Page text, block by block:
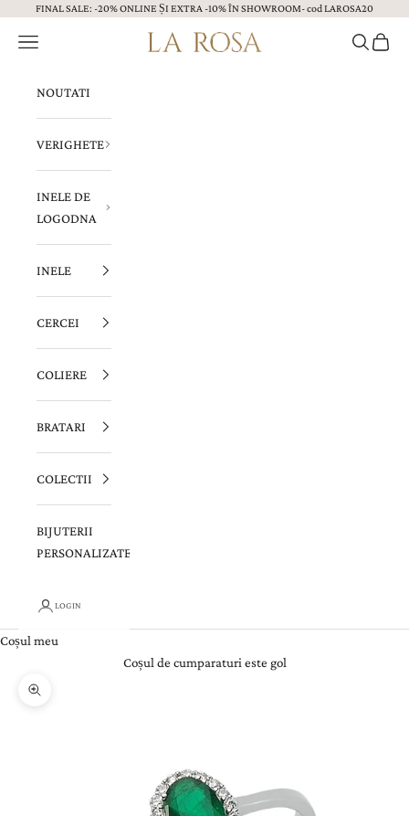
Sari la continut
FINAL SALE: -20% ONLINE ȘI EXTRA -10% ÎN SHOWROOM- cod LAROSA20
Bijuterii LA ROSA
Menu CautăCoș
NOUTATI
VERIGHETE
INELE DE
LOGODNA
INELE
CERCEI
COLIERE
BRATARI
COLECTII
BIJUTERII
PERSONALIZATE
LOGIN
Coșul meu
Coșul de cumparaturi este gol
Zoom